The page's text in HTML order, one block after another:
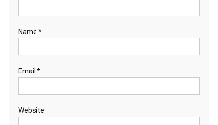
Name *
Email *
Website